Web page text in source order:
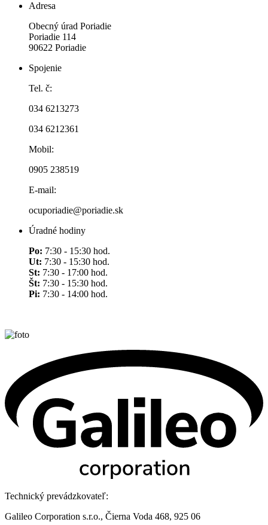
Adresa
Obecný úrad Poriadie
Poriadie 114
90622 Poriadie
Spojenie
Tel. č:
034 6213273
034 6212361
Mobil:
0905 238519
E-mail:
ocuporiadie@poriadie.sk
Úradné hodiny
Po: 7:30 - 15:30 hod.
Ut: 7:30 - 15:30 hod.
St: 7:30 - 17:00 hod.
Št: 7:30 - 15:30 hod.
Pi: 7:30 - 14:00 hod.
Technický prevádzkovateľ:
Galileo Corporation s.r.o., Čierna Voda 468, 925 06